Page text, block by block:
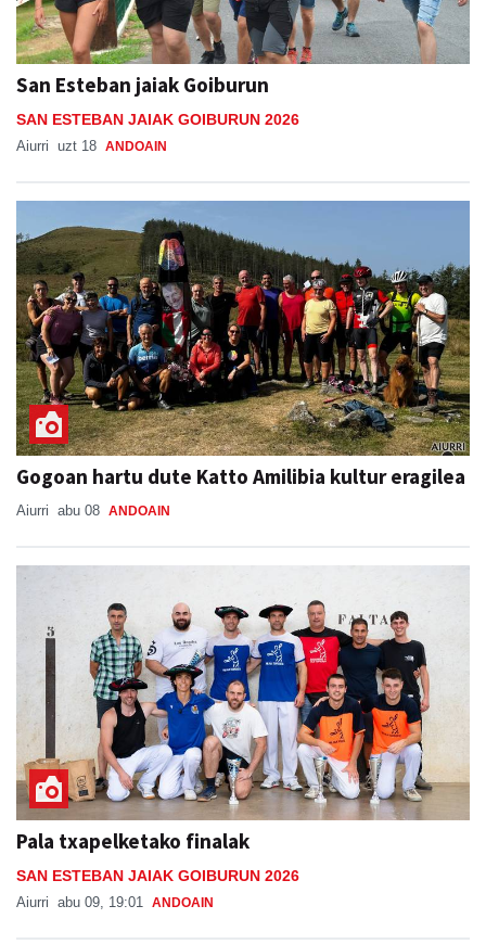
San Esteban jaiak Goiburun
SAN ESTEBAN JAIAK GOIBURUN 2026
Aiurri uzt 18 ANDOAIN
Gogoan hartu dute Katto Amilibia kultur eragilea
Aiurri abu 08 ANDOAIN
Pala txapelketako finalak
SAN ESTEBAN JAIAK GOIBURUN 2026
Aiurri abu 09, 19:01 ANDOAIN